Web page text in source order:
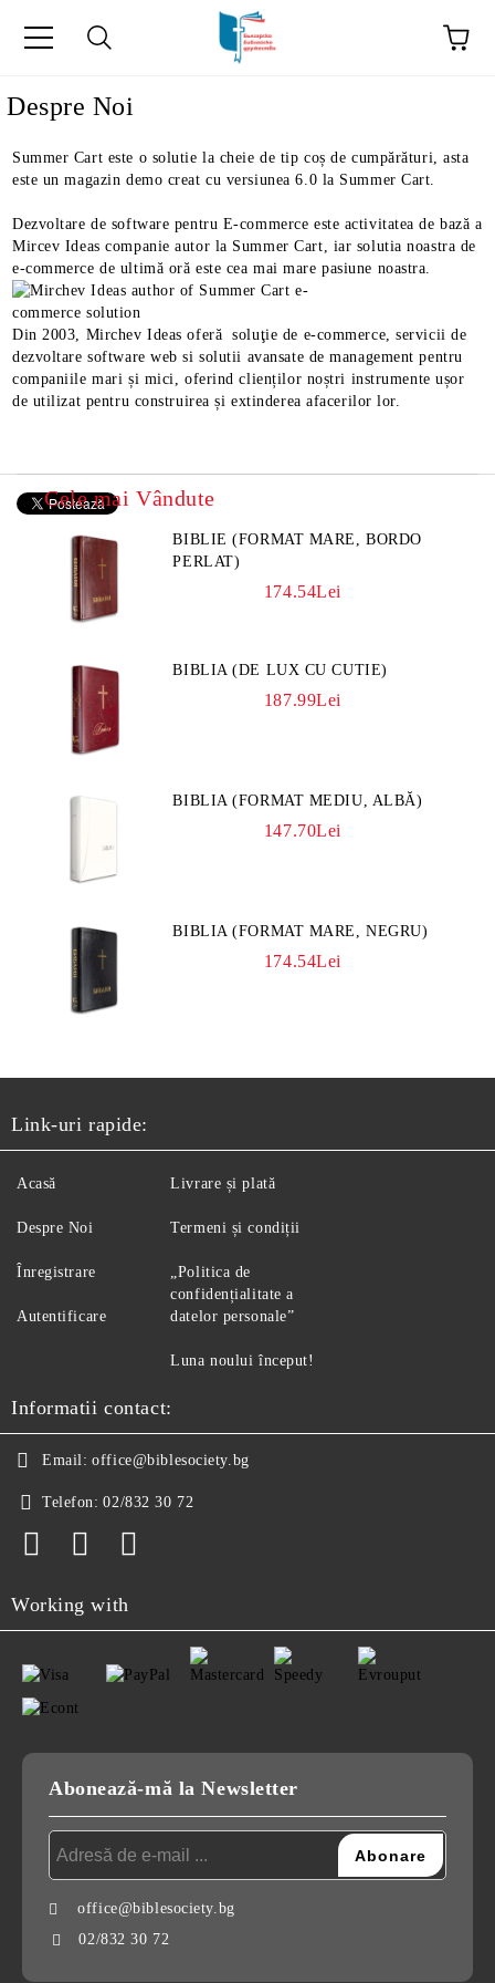
Despre Noi
Summer Cart este o solutie la cheie de tip coș de cumpărături, asta
este un magazin demo creat cu versiunea 6.0 la Summer Cart.
Dezvoltare de software pentru E-commerce este activitatea de bază a
Mircev Ideas companie autor la Summer Cart, iar solutia noastra de
e-commerce de ultimă oră este cea mai mare pasiune noastra.
Din 2003, Mirchev Ideas oferă soluţie de e-commerce, servicii de
dezvoltare software web si solutii avansate de management pentru
companiile mari și mici, oferind clienților noștri instrumente ușor
de utilizat pentru construirea și extinderea afacerilor lor.
Cele mai Vândute
BIBLIE (FORMAT MARE, BORDO
PERLAT)
174.54Lei
BIBLIA (DE LUX CU CUTIE)
187.99Lei
BIBLIA (FORMAT MEDIU, ALBĂ)
147.70Lei
BIBLIA (FORMAT MARE, NEGRU)
174.54Lei
Link-uri rapide:
Acasă
Despre Noi
Înregistrare
Autentificare
Livrare și plată
Termeni și condiții
„Politica de
confidențialitate a
datelor personale”
Luna noului început!
Informatii contact:
Email: office@biblesociety.bg
Telefon: 02/832 30 72
Working with
Abonează-mă la Newsletter
office@biblesociety.bg
02/832 30 72